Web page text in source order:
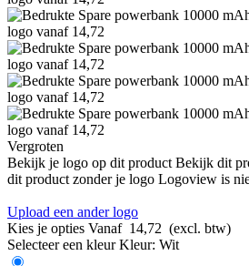
Vergroten
Bekijk je logo op dit product Bekijk dit
dit product zonder je logo Logoview is
Upload een ander logo
Kies je opties Vanaf 14,72 (excl. btw)
Selecteer een kleur Kleur: Wit